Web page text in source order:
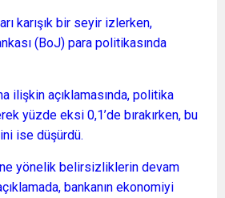
karışık bir seyir izlerken,
(BoJ) para politikasında
ilişkin açıklamasında, politika
yüzde eksi 0,1’de bırakırken, bu
ise düşürdü.
yönelik belirsizliklerin devam
bankanın ekonomiyi